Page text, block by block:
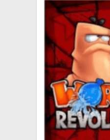
PRODEJNY
DOPRAVA
XZONE KLUB
TCG & BOARDGAME HUB
VÝKUP HER (BAZAR)